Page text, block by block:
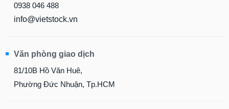
0938 046 488
info@vietstock.vn
Văn phòng giao dịch
81/10B Hồ Văn Huê,
Phường Đức Nhuận, Tp.HCM